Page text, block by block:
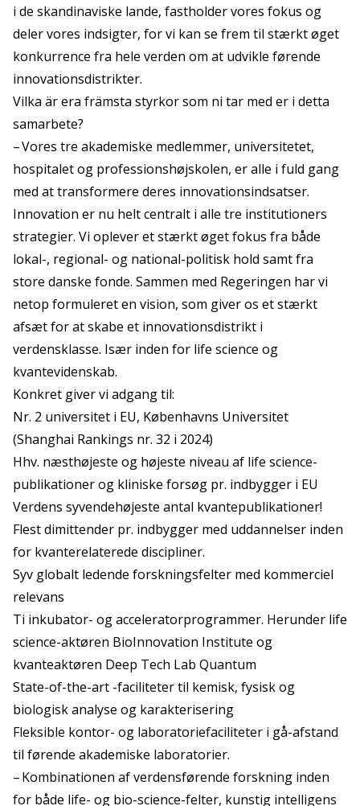
i de skandinaviske lande, fastholder vores fokus og
deler vores indsigter, for vi kan se frem til stærkt øget
konkurrence fra hele verden om at udvikle førende
innovationsdistrikter.
Vilka är era främsta styrkor som ni tar med er i detta
samarbete?
– Vores tre akademiske medlemmer, universitetet,
hospitalet og professionshøjskolen, er alle i fuld gang
med at transformere deres innovationsindsatser.
Innovation er nu helt centralt i alle tre institutioners
strategier. Vi oplever et stærkt øget fokus fra både
lokal-, regional- og national-politisk hold samt fra
store danske fonde. Sammen med Regeringen har vi
netop formuleret en vision, som giver os et stærkt
afsæt for at skabe et innovationsdistrikt i
verdensklasse. Især inden for life science og
kvantevidenskab.
Konkret giver vi adgang til:
Nr. 2 universitet i EU, Københavns Universitet
(Shanghai Rankings nr. 32 i 2024)
Hhv. næsthøjeste og højeste niveau af life science-
publikationer og kliniske forsøg pr. indbygger i EU
Verdens syvendehøjeste antal kvantepublikationer!
Flest dimittender pr. indbygger med uddannelser inden
for kvanterelaterede discipliner.
Syv globalt ledende forskningsfelter med kommerciel
relevans
Ti inkubator- og acceleratorprogrammer. Herunder life
science-aktøren BioInnovation Institute og
kvanteaktøren Deep Tech Lab Quantum
State-of-the-art -faciliteter til kemisk, fysisk og
biologisk analyse og karakterisering
Fleksible kontor- og laboratoriefaciliteter i gå-afstand
til førende akademiske laboratorier.
– Kombinationen af verdensførende forskning inden
for både life- og bio-science-felter, kunstig intelligens